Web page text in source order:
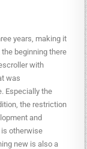
years, making it
beginning there
with
was
Especially the
the restriction
and
otherwise
new is also a